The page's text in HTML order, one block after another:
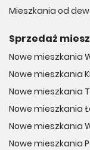
Mieszkania od
Sprzedaż
Nowe mieszkania
Nowe mieszkania
Nowe mieszkania
Nowe mieszkania
Nowe mieszkania
Nowe mieszkania